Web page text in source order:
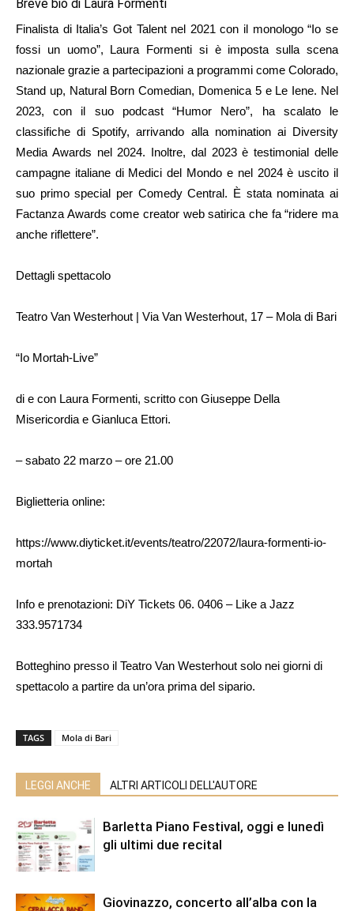
Breve bio di Laura Formenti
Finalista di Italia’s Got Talent nel 2021 con il monologo “Io se
fossi un uomo”, Laura Formenti si è imposta sulla scena
nazionale grazie a partecipazioni a programmi come Colorado,
Stand up, Natural Born Comedian, Domenica 5 e Le Iene. Nel
2023, con il suo podcast “Humor Nero”, ha scalato le
classifiche di Spotify, arrivando alla nomination ai Diversity
Media Awards nel 2024. Inoltre, dal 2023 è testimonial delle
campagne italiane di Medici del Mondo e nel 2024 è uscito il
suo primo special per Comedy Central. È stata nominata ai
Factanza Awards come creator web satirica che fa “ridere ma
anche riflettere”.
Dettagli spettacolo
Teatro Van Westerhout | Via Van Westerhout, 17 – Mola di Bari
“Io Mortah-Live”
di e con Laura Formenti, scritto con Giuseppe Della
Misericordia e Gianluca Ettori.
– sabato 22 marzo – ore 21.00
Biglietteria online:
https://www.diyticket.it/events/teatro/22072/laura-formenti-io-
mortah
Info e prenotazioni: DiY Tickets 06. 0406 – Like a Jazz
333.9571734
Botteghino presso il Teatro Van Westerhout solo nei giorni di
spettacolo a partire da un’ora prima del sipario.
TAGS Mola di Bari
LEGGI ANCHE ALTRI ARTICOLI DELL'AUTORE
Barletta Piano Festival, oggi e lunedì
gli ultimi due recital
Giovinazzo, concerto all’alba con la